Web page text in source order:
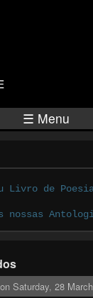
☰ Menu
Livro de
nossas
on Saturday, 28